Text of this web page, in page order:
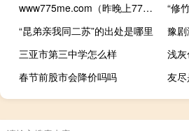
www775me.com（昨晚上775me怎么com一直www打不开775 me他呀）
“修
“昆弟亲我同二苏”的出处是哪里
豫
三亚市第三中学怎么样
浅
春节前股市会降价吗吗